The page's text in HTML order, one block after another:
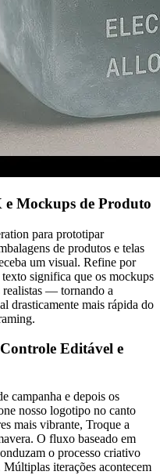
Mockups de Produto
para prototipar
de produtos e telas
um visual. Refine por
significa que os mockups
realistas — tornando a
drasticamente mais rápida do
Editável e
campanha e depois os
nosso logotipo no canto
mais vibrante, Troque a
O fluxo baseado em
o processo criativo
iterações acontecem